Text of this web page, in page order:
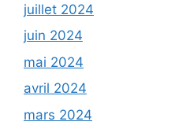
juillet 2024
juin 2024
mai 2024
avril 2024
mars 2024